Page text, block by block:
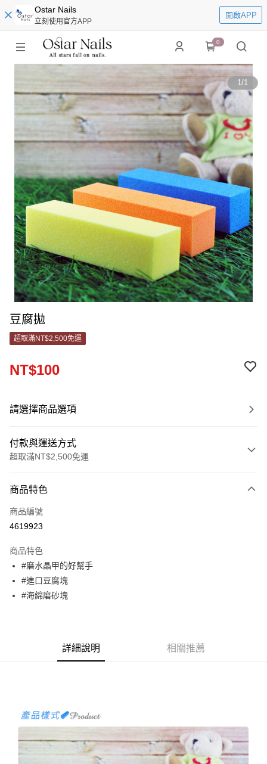
Ostar Nails
立刻使用官方APP
開啟APP
0
1/1
豆腐拋
超取滿NT$2,500免運
NT$100
請選擇商品選項
付款與運送方式
超取滿NT$2,500免運
信用卡一次付款
信用卡分期付款
合作金庫商業銀行
華南商業銀行
上海商業儲蓄銀行
國泰世華商業銀行
元大商業銀行
永豐商業銀行
超商取貨付款
LINE Pay
AFTEE先享後付是「在收到商品之後才付款」的支付方式。 讓您購物簡單
便利好安心！
１．簡單：不需註冊會員、不需綁卡、不需儲值。
２．便利：只要手機號碼，簡訊認證，即可結帳。
３．安心：先確認商品／服務後，再付款。
運送方式
全家取貨付款
商品特色
商品編號
4619923
商品特色
#磨水晶甲的好幫手
#進口豆腐塊
#海綿磨砂塊
詳細說明 相關推薦